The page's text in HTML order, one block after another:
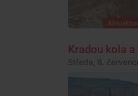
Kradou kola
Středa, 8.